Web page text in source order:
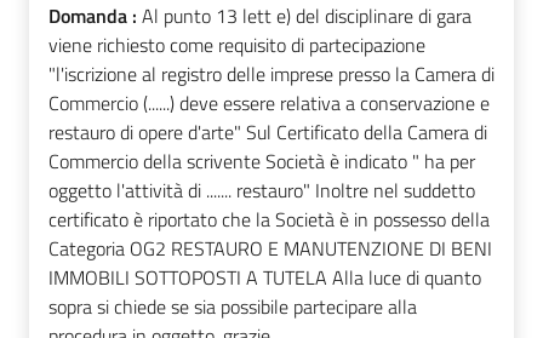
Domanda : Al punto 13 lett e) del disciplinare di gara
viene richiesto come requisito di partecipazione
"l'iscrizione al registro delle imprese presso la Camera di
Commercio (......) deve essere relativa a conservazione e
restauro di opere d'arte" Sul Certificato della Camera di
Commercio della scrivente Società è indicato " ha per
oggetto l'attività di ....... restauro" Inoltre nel suddetto
certificato è riportato che la Società è in possesso della
Categoria OG2 RESTAURO E MANUTENZIONE DI BENI
IMMOBILI SOTTOPOSTI A TUTELA Alla luce di quanto
sopra si chiede se sia possibile partecipare alla